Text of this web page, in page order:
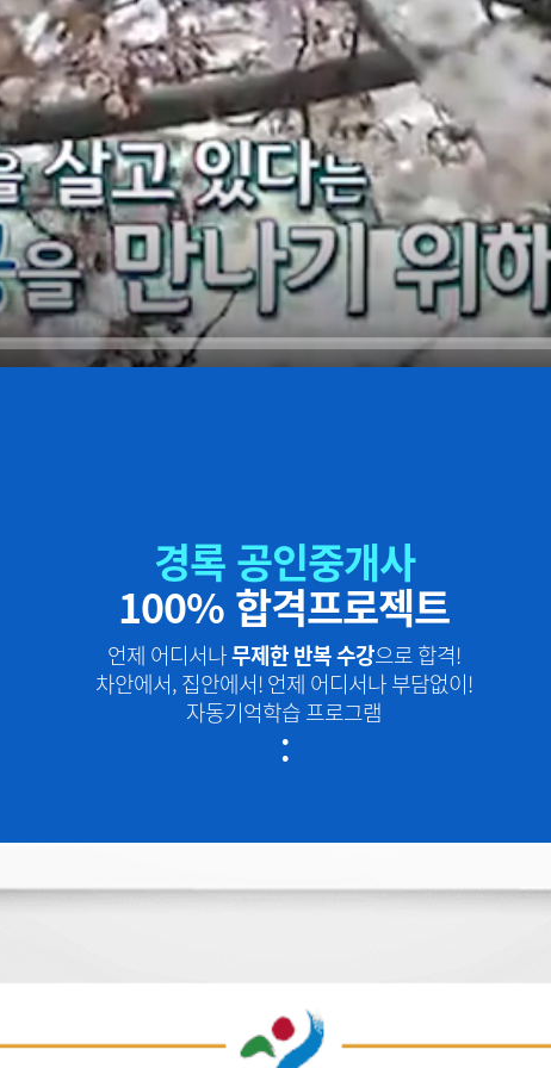
경록 공인중개사
100% 합격프로젝트
언제 어디서나무제한 반복 수강으로 합격!
차안에서, 집안에서! 언제 어디서나 부담없이!
자동기억학습 프로그램
: